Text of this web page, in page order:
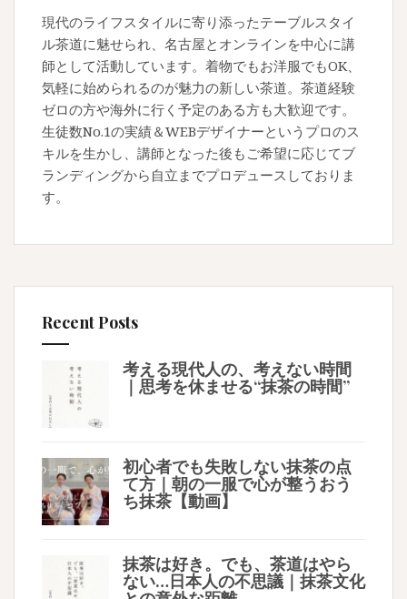
現代のライフスタイルに寄り添ったテーブルスタイ
ル茶道に魅せられ、名古屋とオンラインを中心に講
師として活動しています。着物でもお洋服でもOK、
気軽に始められるのが魅力の新しい茶道。茶道経験
ゼロの方や海外に行く予定のある方も大歓迎です。
生徒数No.1の実績＆WEBデザイナーというプロのス
キルを生かし、講師となった後もご希望に応じてブ
ランディングから自立までプロデュースしておりま
す。
Recent Posts
考える現代人の、考えない時間
｜思考を休ませる“抹茶の時間”
初心者でも失敗しない抹茶の点
て方｜朝の一服で心が整うおう
ち抹茶【動画】
抹茶は好き。でも、茶道はやら
ない…日本人の不思議｜抹茶文化